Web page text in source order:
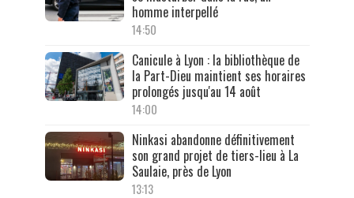
homme interpellé
14:50
Canicule à Lyon : la bibliothèque de
la Part-Dieu maintient ses horaires
prolongés jusqu'au 14 août
14:00
Ninkasi abandonne définitivement
son grand projet de tiers-lieu à La
Saulaie, près de Lyon
13:13